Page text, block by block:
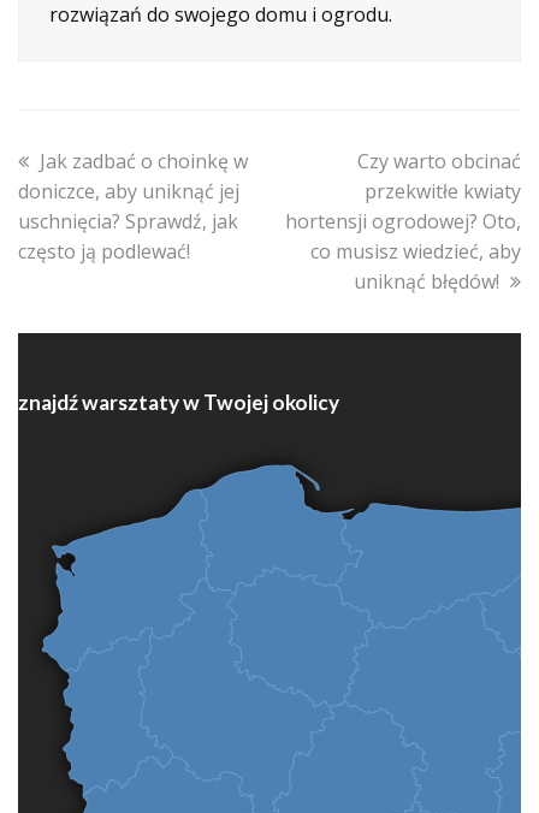
rozwiązań do swojego domu i ogrodu.
previous
post:
Jak zadbać o choinkę w
doniczce, aby uniknąć jej
uschnięcia? Sprawdź, jak
często ją podlewać!
next
post:
Czy warto obcinać
przekwitłe kwiaty
hortensji ogrodowej? Oto,
co musisz wiedzieć, aby
uniknąć błędów!
znajdź warsztaty w Twojej okolicy